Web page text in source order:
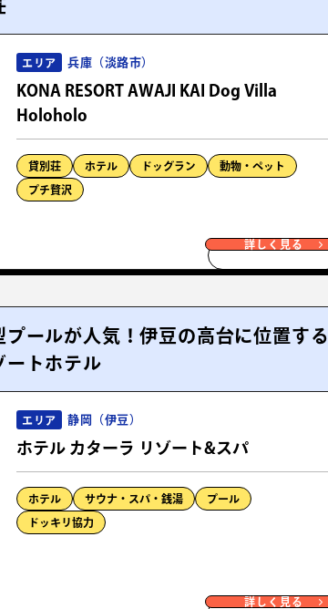
エリア 兵庫（淡路市）
KONA RESORT AWAJI KAI Dog Villa
Holoholo
貸別荘 ホテル ドッグラン 動物・ペット
プチ贅沢
詳しく見る
ールが人気！伊豆の高台に位置する
ートホテル
エリア 静岡（伊豆）
ホテル カターラ リゾート&スパ
ホテル サウナ・スパ・銭湯 プール
ドッキリ協力
詳しく見る